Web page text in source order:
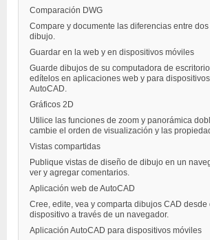
Comparación DWG
Compare y documente las diferencias entre
dibujo.
Guardar en la web y en dispositivos móviles
Guarde dibujos de su computadora de
edítelos en aplicaciones web y para
AutoCAD.
Gráficos 2D
Utilice las funciones de zoom y panorámica
cambie el orden de visualización y las
Vistas compartidas
Publique vistas de diseño de dibujo en un
ver y agregar comentarios.
Aplicación web de AutoCAD
Cree, edite, vea y comparta dibujos CAD desde
dispositivo a través de un navegador.
Aplicación AutoCAD para dispositivos móviles